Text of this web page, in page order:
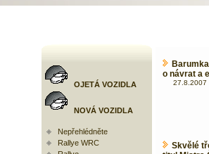
OJETÁ VOZIDLA
NOVÁ VOZIDLA
Nepřehlédněte
Rallye WRC
o návrat a
27.8.2007
Skvělé